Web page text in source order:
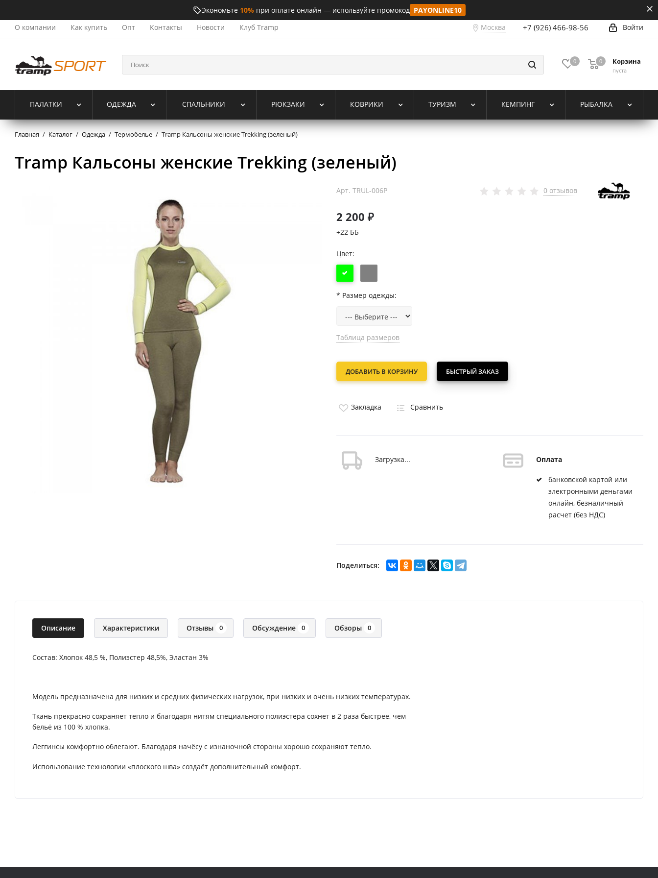
Экономьте 10%при оплате онлайн — используйте промокод PAYONLINE10
О компании
Как купить Опт Контакты Новости Клуб Tramp Москва Войти
+7 (926) 466-98-56
0 Корзина
пуста
0
ПАЛАТКИ ОДЕЖДА СПАЛЬНИКИ РЮКЗАКИ КОВРИКИ ТУРИЗМ КЕМПИНГ РЫБАЛКА
Главная / Каталог / Одежда / Термобелье / Tramp Кальсоны женские Trekking (зеленый)
Tramp Кальсоны женские Trekking (зеленый)
Арт. TRUL-006P 0 отзывов
2 200 ₽
+22 ББ
Цвет:
* Размер одежды:
Таблица размеров
ДОБАВИТЬ В КОРЗИНУ БЫСТРЫЙ ЗАКАЗ
Закладка Сравнить
Загрузка... Оплата
банковской картой или
электронными деньгами
онлайн, безналичный
расчет (без НДС)
Поделиться:
Описание Характеристики Отзывы 0 Обсуждение 0 Обзоры 0
Состав: Хлопок 48,5 %, Полиэстер 48,5%, Эластан 3%
Модель предназначена для низких и средних физических нагрузок, при низких и очень низких температурах.
Ткань прекрасно сохраняет тепло и благодаря нитям специального полиэстера сохнет в 2 раза быстрее, чем
бельё из 100 % хлопка.
Леггинсы комфортно облегают. Благодаря начёсу с изнаночной стороны хорошо сохраняют тепло.
Использование технологии «плоского шва» создаёт дополнительный комфорт.